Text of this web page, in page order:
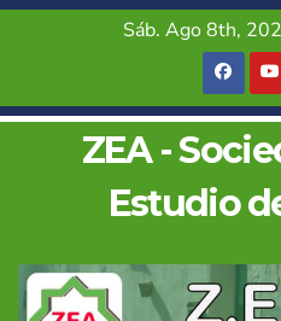
Saltar
Sáb. Ago 8th,
ZEA -
Estudio